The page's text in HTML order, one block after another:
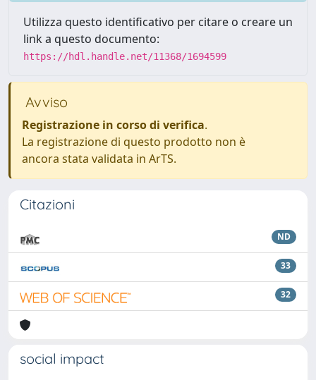
Utilizza questo identificativo per citare o creare un
link a questo documento:
https://hdl.handle.net/11368/1694599
Avviso
Registrazione in corso di verifica.
La registrazione di questo prodotto non è
ancora stata validata in ArTS.
Citazioni
ND
33
32
social impact